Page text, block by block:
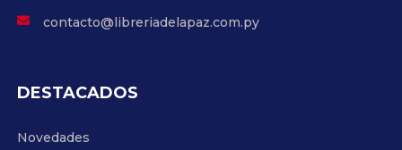
contacto@libreriadelapaz.com.py
DESTACADOS
Novedades